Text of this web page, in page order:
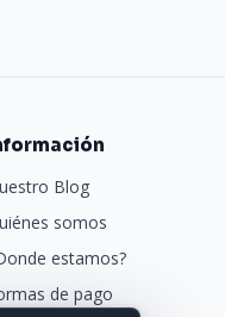
Blog
somos
estamos?
de pago